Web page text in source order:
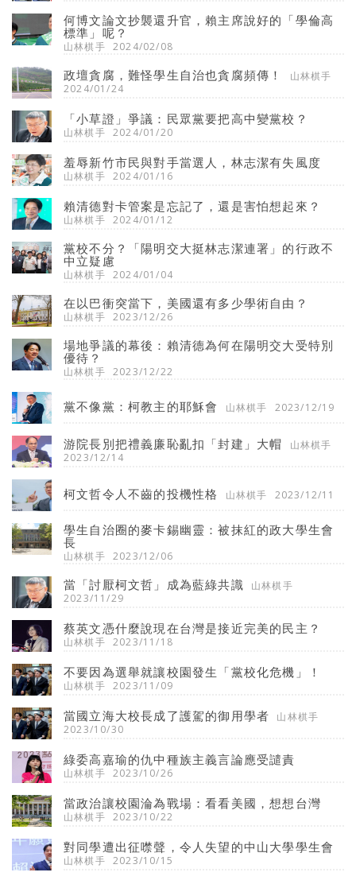
何博文論文抄襲還升官，賴主席說好的「學倫高
標準」呢？
山林棋手 2024/02/08
政壇貪腐，難怪學生自治也貪腐頻傳！
山林棋手
2024/01/24
「小草證」爭議：民眾黨要把高中變黨校？
山林棋手 2024/01/20
羞辱新竹市民與對手當選人，林志潔有失風度
山林棋手 2024/01/16
賴清德對卡管案是忘記了，還是害怕想起來？
山林棋手 2024/01/12
黨校不分？「陽明交大挺林志潔連署」的行政不
中立疑慮
山林棋手 2024/01/04
在以巴衝突當下，美國還有多少學術自由？
山林棋手 2023/12/26
場地爭議的幕後：賴清德為何在陽明交大受特別
優待？
山林棋手 2023/12/22
黨不像黨：柯教主的耶穌會 山林棋手 2023/12/19
游院長別把禮義廉恥亂扣「封建」大帽
山林棋手
2023/12/14
柯文哲令人不齒的投機性格 山林棋手 2023/12/11
學生自治圈的麥卡錫幽靈：被抹紅的政大學生會
長
山林棋手 2023/12/06
當「討厭柯文哲」成為藍綠共識
山林棋手
2023/11/29
蔡英文憑什麼說現在台灣是接近完美的民主？
山林棋手 2023/11/18
不要因為選舉就讓校園發生「黨校化危機」！
山林棋手 2023/11/09
當國立海大校長成了護駕的御用學者
山林棋手
2023/10/30
綠委高嘉瑜的仇中種族主義言論應受譴責
山林棋手 2023/10/26
當政治讓校園淪為戰場：看看美國，想想台灣
山林棋手 2023/10/22
對同學遭出征噤聲，令人失望的中山大學學生會
山林棋手 2023/10/15